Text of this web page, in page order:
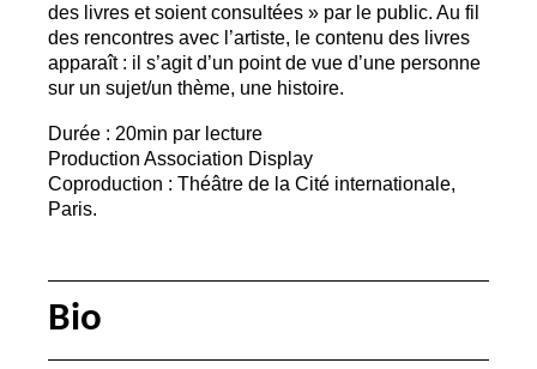
des livres et soient consultées » par le public. Au fil
des rencontres avec l’artiste, le contenu des livres
apparaît : il s’agit d’un point de vue d’une personne
sur un sujet/un thème, une histoire.
Durée : 20min par lecture
Production Association Display
Coproduction : Théâtre de la Cité internationale,
Paris.
Bio